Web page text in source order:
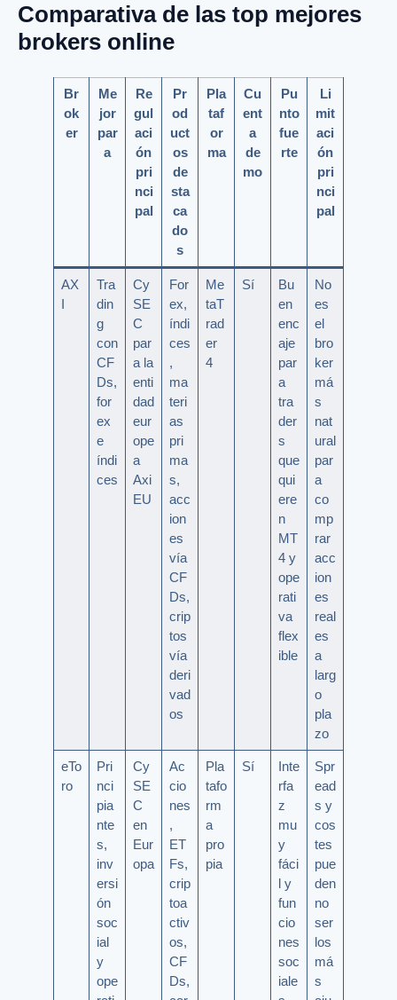
Comparativa de las top mejores
brokers online
Br
ok
er
Me
jor
par
a
Re
gul
aci
ón
pri
nci
pal
Pr
od
uct
os
de
sta
ca
do
s
Pla
taf
or
ma
Cu
ent
a
de
mo
Pu
nto
fue
rte
Li
mit
aci
ón
pri
nci
pal
AX
I
Tra
din
g
con
CF
Ds,
for
ex
e
índi
ces
Cy
SE
C
par
a la
enti
dad
eur
ope
a
Axi
EU
For
ex,
índi
ces
,
ma
teri
as
pri
ma
s,
acc
ion
es
vía
CF
Ds,
crip
tos
vía
deri
vad
os
Me
taT
rad
er
4
Sí
Bu
en
enc
aje
par
a
tra
der
s
que
qui
ere
n
MT
4 y
ope
rati
va
flex
ible
No
es
el
bro
ker
má
s
nat
ural
par
a
co
mp
rar
acc
ion
es
real
es
a
larg
o
pla
zo
eTo
ro
Pri
nci
pia
nte
s,
inv
ersi
ón
soc
ial
y
ope
Cy
SE
C
en
Eur
opa
Ac
cio
nes
,
ET
Fs,
crip
toa
ctiv
os,
CF
Ds,
Pla
tafo
rm
a
pro
pia
Sí
Inte
rfa
z
mu
y
fáci
l y
fun
cio
nes
soc
iale
Spr
ead
s y
cos
tes
pue
den
no
ser
los
má
s